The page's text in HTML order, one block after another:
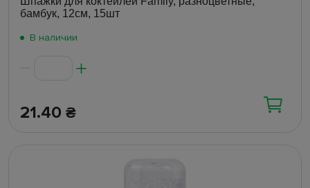
бамбук, 12см, 15шт
В наличии
21.40 ₴